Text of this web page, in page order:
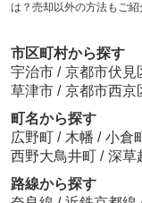
は？売却以外の方法もご紹
市区町村から探す
宇治市 / 京都市伏見
草津市 / 京都市西京
町名から探す
広野町 / 木幡 / 小倉
西野大鳥井町 / 深草
路線から探す